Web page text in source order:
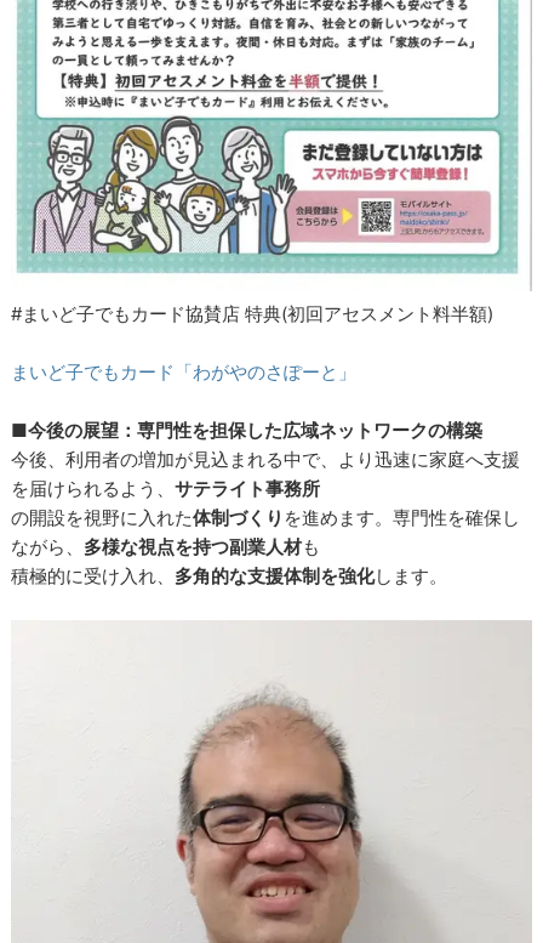
#まいど子でもカード協賛店 特典(初回アセスメント料半額)
まいど子でもカード「わがやのさぽーと」
■今後の展望：専門性を担保した広域ネットワークの構築
今後、利用者の増加が見込まれる中で、より迅速に家庭へ支援
を届けられるよう、サテライト事務所
の開設を視野に入れた体制づくり を進めます。専門性を確保し
ながら、 多様な視点を持つ副業人材も
積極的に受け入れ、 多角的な支援体制を強化します。